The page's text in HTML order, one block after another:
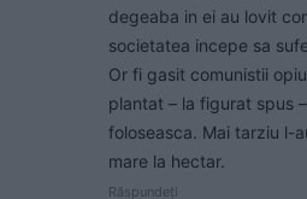
degeaba in ei au lovit
societatea incepe sa
Or fi gasit comunistii
plantat – la figurat spus
foloseasca. Mai tarziu l-
mare la hectar.
Răspundeți